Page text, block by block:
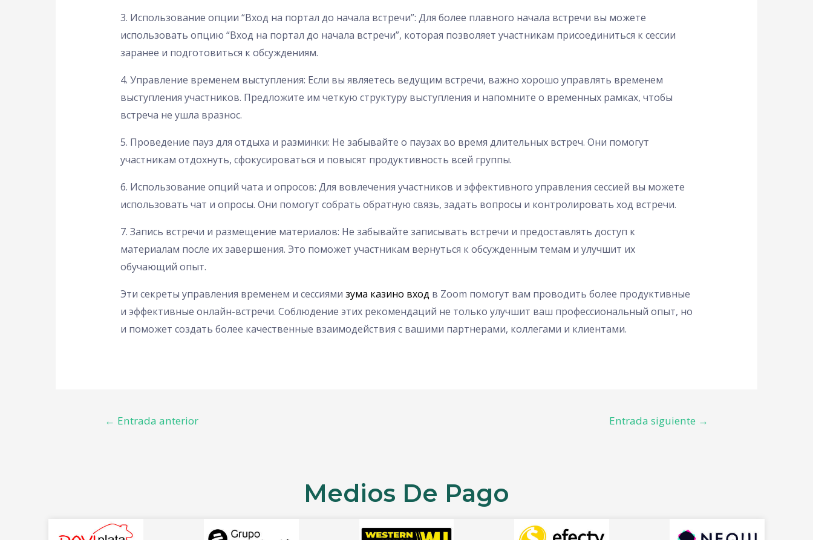
3. Использование опции “Вход на портал до начала встречи”: Для более плавного начала встречи вы можете
использовать опцию “Вход на портал до начала встречи”, которая позволяет участникам присоединиться к сессии
заранее и подготовиться к обсуждениям.
4. Управление временем выступления: Если вы являетесь ведущим встречи, важно хорошо управлять временем
выступления участников. Предложите им четкую структуру выступления и напомните о временных рамках, чтобы
встреча не ушла вразнос.
5. Проведение пауз для отдыха и разминки: Не забывайте о паузах во время длительных встреч. Они помогут
участникам отдохнуть, сфокусироваться и повысят продуктивность всей группы.
6. Использование опций чата и опросов: Для вовлечения участников и эффективного управления сессией вы можете
использовать чат и опросы. Они помогут собрать обратную связь, задать вопросы и контролировать ход встречи.
7. Запись встречи и размещение материалов: Не забывайте записывать встречи и предоставлять доступ к
материалам после их завершения. Это поможет участникам вернуться к обсужденным темам и улучшит их
обучающий опыт.
Эти секреты управления временем и сессиями зума казино вход в Zoom помогут вам проводить более продуктивные
и эффективные онлайн-встречи. Соблюдение этих рекомендаций не только улучшит ваш профессиональный опыт, но
и поможет создать более качественные взаимодействия с вашими партнерами, коллегами и клиентами.
← Entrada anterior Entrada siguiente →
Medios De Pago